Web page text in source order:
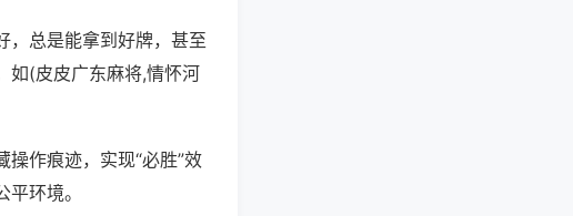
，总是能拿到好牌，甚至
如(皮皮广东麻将,情怀河
作痕迹，实现“必胜”效
环境。